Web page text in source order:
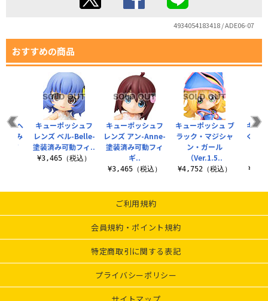
4934054183418 / ADE06-07
おすすめの商品
キューポッシュフ
レンズ アン-Anne-
塗装済み可動フィ
ギ..
¥3,465（税込）
キューポッシュ ブ
ラック・マジシャ
ン・ガール
（Ver.1.5..
¥4,752（税込）
キュ
くす
ュ ヘ
済み
ュア
キューポッシュフ
レンズ ベル-Belle-
塗装済み可動フィ..
¥3,465（税込）
ご利用規約
会員規約・ポイント規約
特定商取引に関する表記
プライバシーポリシー